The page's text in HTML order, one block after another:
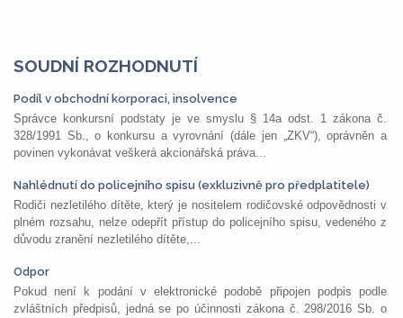
SOUDNÍ ROZHODNUTÍ
Podíl v obchodní korporaci, insolvence
Správce konkursní podstaty je ve smyslu § 14a odst. 1 zákona č.
328/1991 Sb., o konkursu a vyrovnání (dále jen „ZKV“), oprávněn a
povinen vykonávat veškerá akcionářská práva...
Nahlédnutí do policejního spisu (exkluzivně pro předplatitele)
Rodiči nezletilého dítěte, který je nositelem rodičovské odpovědnosti v
plném rozsahu, nelze odepřít přístup do policejního spisu, vedeného z
důvodu zranění nezletilého dítěte,...
Odpor
Pokud není k podání v elektronické podobě připojen podpis podle
zvláštních předpisů, jedná se po účinnosti zákona č. 298/2016 Sb. o